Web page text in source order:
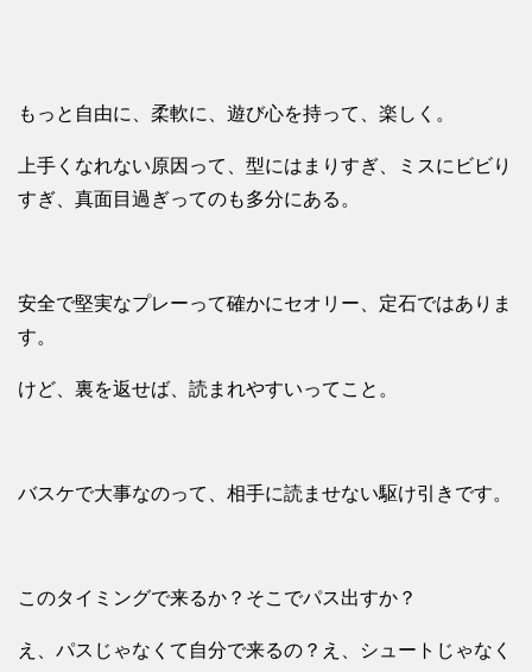
もっと自由に、柔軟に、遊び心を持って、楽しく。
上手くなれない原因って、型にはまりすぎ、ミスにビビり
すぎ、真面目過ぎってのも多分にある。
安全で堅実なプレーって確かにセオリー、定石ではありま
す。
けど、裏を返せば、読まれやすいってこと。
バスケで大事なのって、相手に読ませない駆け引きです。
このタイミングで来るか？そこでパス出すか？
え、パスじゃなくて自分で来るの？え、シュートじゃなく